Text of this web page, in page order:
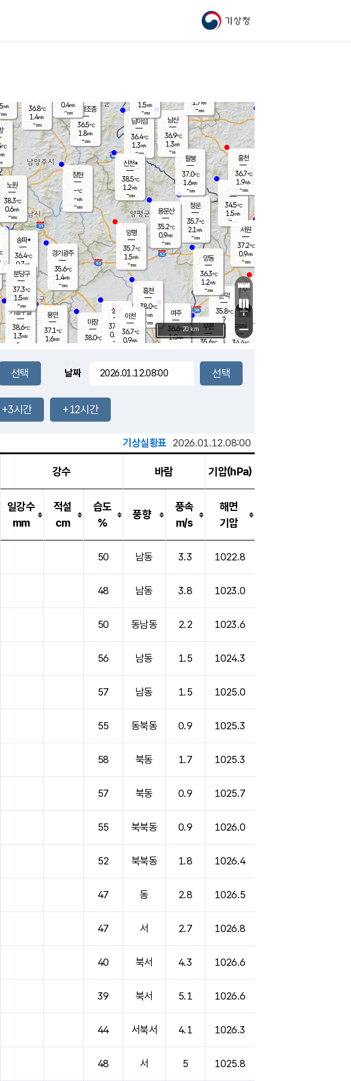
기상청
문막
35.8℃
1.9m/s
mm
남이섬
36.4℃
1.3m/s
-mm
부론
35.6℃
남산
36.9℃
1.3m/s
-mm
-mm
청운
35.7℃
2.1 m/s
-mm
팔봉
37.0℃
1.6m/s
-mm
mm
용인
37.1℃
1.6m/s
여주
36.6℃
1.0m/s
양동
36.3℃
1.2m/s
-mm
경기광주
35.6℃
1.4m/s
-mm
장호원
1.5m/s
-mm
가평조종
36.5℃
1.8m/s
-mm
36.8℃
1.4m/s
-mm
신천*
38.5℃
1.2m/s
-mm
창현
-℃
-m/s
-mm
0.4m/s
-mm
37.4℃
1.6m/s
-mm
흥천
38.0℃
-m/s
-mm
마장
38.0℃
설봉
37.3
0.9 m/s
- mm
노원
38.3℃
0.6m/s
-mm
송파*
36.4℃
0.7m/s
-mm
℃
s
기흥구갈
38.6℃
1.3m/s
-
분당구
37.3℃
1.5m/s
-mm
시동
34.5℃
1.5m/s
- mm
귀래
34.4℃
서원
37.2℃
0.9m/s
-mm
용문산
35.2℃
0.9m/s
-mm
홍천
36.7℃
1.9m/s
-mm
이천
36.7℃
0.9m/s
양평
35.7℃
1.5m/s
-mm
1.7 m/s
-mm
m/s
mm
+
−
20 km
날짜
+3시간 +12시간
기상실황표 2026.01.12.08:00
강수 바람 기압(hPa)
일강수
mm
적설
cm
습도
%
풍향
풍속
m/s
해면
기압
50 남동 3.3 1022.8
48 남동 3.8 1023.0
50 동남동 2.2 1023.6
56 남동 1.5 1024.3
57 남동 1.5 1025.0
55 동북동 0.9 1025.3
58 북동 1.7 1025.3
57 북동 0.9 1025.7
55 북북동 0.9 1026.0
52 북북동 1.8 1026.4
47 동 2.8 1026.5
47 서 2.7 1026.8
40 북서 4.3 1026.6
39 북서 5.1 1026.6
44 서북서 4.1 1026.3
48 서 5 1025.8